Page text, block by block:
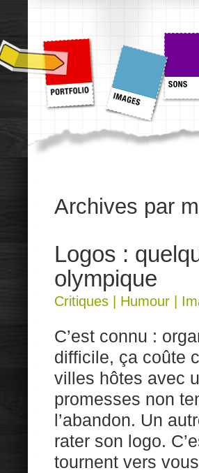
Archives par
Logos :
olympique
Critiques Humour
C’est connu :
difficile, ça coûte
villes hôtes avec
promesses non
l’abandon. Un
rater son logo.
tournent vers